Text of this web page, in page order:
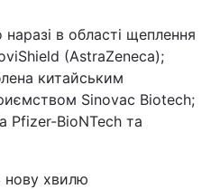
в області щеплення
(AstraZeneca);
китайським
Sinovac Biotech;
Pfizer-BioNTech та
нову хвилю